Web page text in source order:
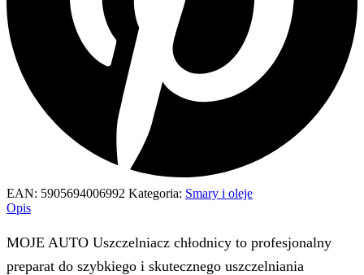
EAN: 5905694006992 Kategoria: Smary i oleje
Opis
MOJE AUTO Uszczelniacz chłodnicy to profesjonalny
preparat do szybkiego i skutecznego uszczelniania